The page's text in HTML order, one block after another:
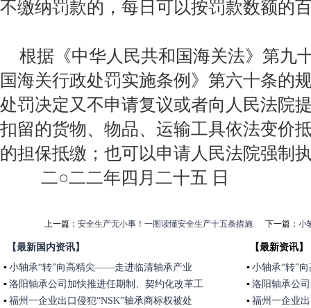
不缴纳罚款的，每日可以按罚款数额的
根据《中华人民共和国海关法》第九
国海关行政处罚实施条例》第六十条的
处罚决定又不申请复议或者向人民法院
扣留的货物、物品、运输工具依法变价
的担保抵缴；也可以申请人民法院强制
二○二二年四月二十五 日
上一篇： 安全生产无小事！一图读懂安全生产十五条措施 下一篇： 小
【最新国内资讯】
▪ 小轴承“转”向高精尖——走进临清轴承产业
▪ 洛阳轴承公司加快推进任期制、契约化改革工
作
▪ 福州一企业出口侵犯“NSK”轴承商标权被处
【最新资讯】
▪ 小轴承“转”
▪ 洛阳轴承公
作
▪ 福州一企业